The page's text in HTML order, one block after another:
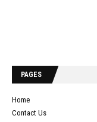
PAGES
Home
Contact Us